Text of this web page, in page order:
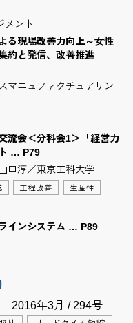
メント
る現場改善力向上～⼥性
約と発信、改善推進
マニュファクチュアリン
流会＜分科会1＞「経営力
… P79
口淳／東京工科大学
工程改善 生産性
インシステム … P89
2016年3月 / 294号